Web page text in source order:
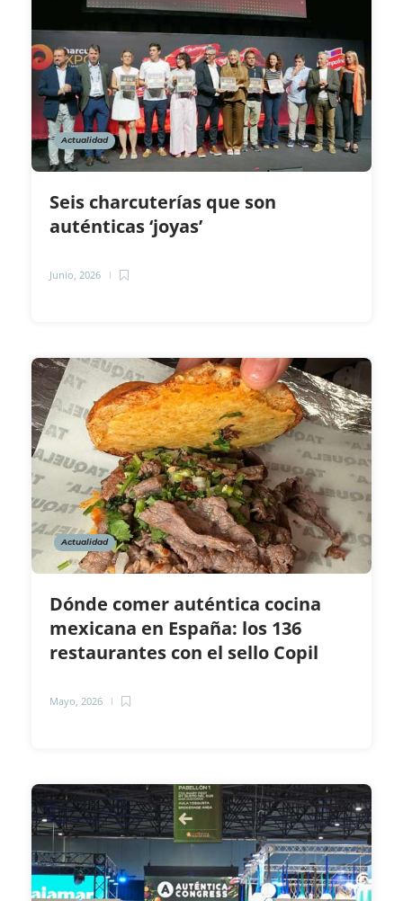
Actualidad
Seis charcuterías que son
auténticas ‘joyas’
Junio, 2026
Actualidad
Dónde comer auténtica cocina
mexicana en España: los 136
restaurantes con el sello Copil
Mayo, 2026